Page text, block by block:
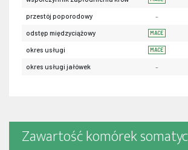
przestój poporodowy -
odstęp międzyciążowy MACE
okres usługi MACE
okres usługi jałówek -
Zawartość komórek